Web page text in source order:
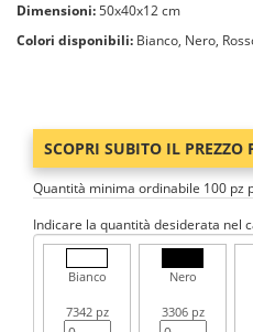
Dimensioni:50x40x12 cm
Colori disponibili: Bianco, Nero,
SCOPRI SUBITO IL PREZZO
Quantità minima ordinabile 100 pz
Indicare la quantità desiderata nel
Bianco
7342 pz
Nero
3306 pz